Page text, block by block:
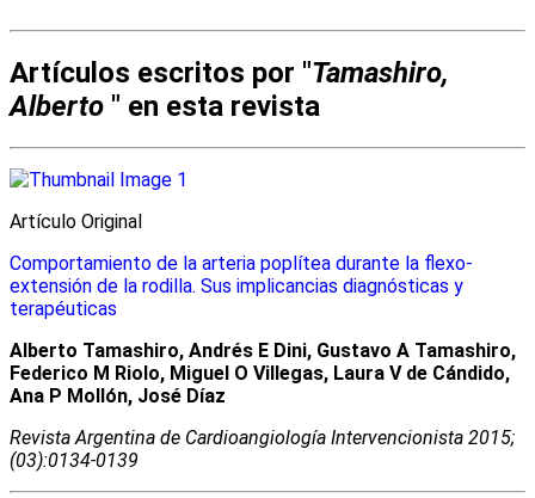
Artículos escritos por "Tamashiro,
Alberto " en esta revista
Artículo Original
Comportamiento de la arteria poplítea durante la flexo-
extensión de la rodilla. Sus implicancias diagnósticas y
terapéuticas
Alberto Tamashiro, Andrés E Dini, Gustavo A Tamashiro,
Federico M Riolo, Miguel O Villegas, Laura V de Cándido,
Ana P Mollón, José Díaz
Revista Argentina de Cardioangiologí­a Intervencionista 2015;
(03):0134-0139